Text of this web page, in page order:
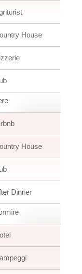
House
House
Dinner